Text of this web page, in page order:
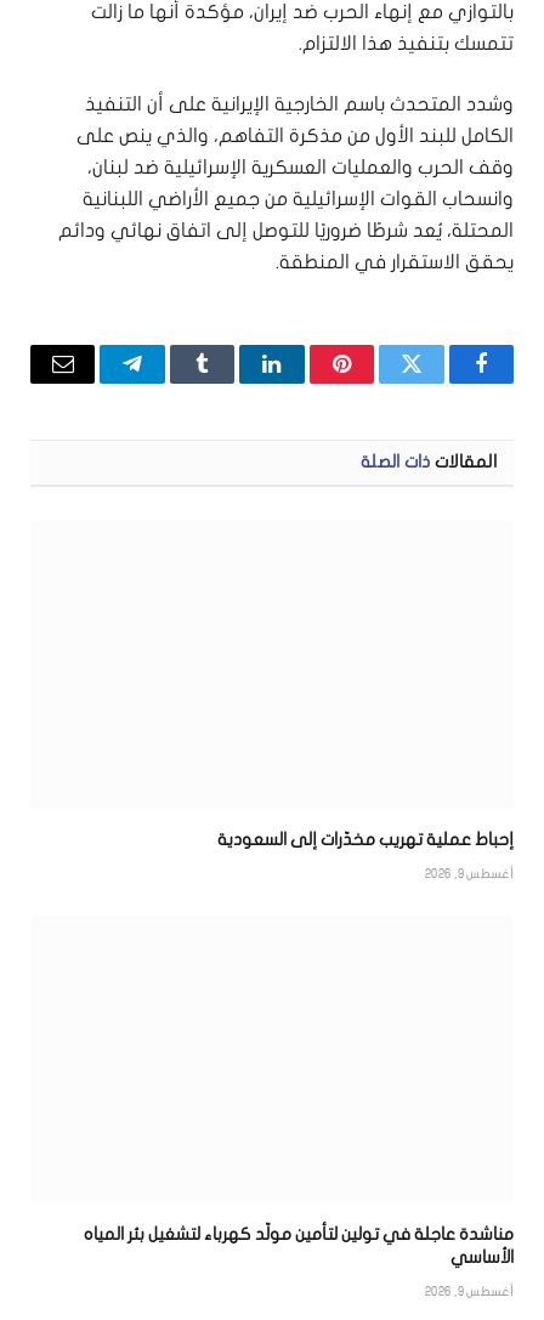
بالتوازي مع إنهاء الحرب ضد إيران، مؤكدة أنها ما زالت
تتمسك بتنفيذ هذا الالتزام.
وشدد المتحدث باسم الخارجية الإيرانية على أن التنفيذ
الكامل للبند الأول من مذكرة التفاهم، والذي ينص على
وقف الحرب والعمليات العسكرية الإسرائيلية ضد لبنان،
وانسحاب القوات الإسرائيلية من جميع الأراضي اللبنانية
المحتلة، يُعد شرطًا ضروريًا للتوصل إلى اتفاق نهائي ودائم
يحقق الاستقرار في المنطقة.
فيسبوكتويتر بينتيريستلينكدإنTumblrتيلقرامالبريد
المقالات ذات الصلة
إحباط عملية تهريب مخدّرات إلى السعودية
أغسطس 9, 2026
مناشدة عاجلة في تولين لتأمين مولّد كهرباء لتشغيل بئر المياه
الأساسي
أغسطس 9, 2026